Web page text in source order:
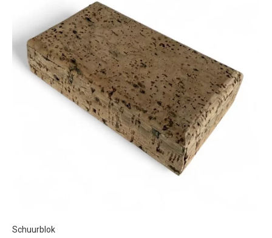
Schuurblok